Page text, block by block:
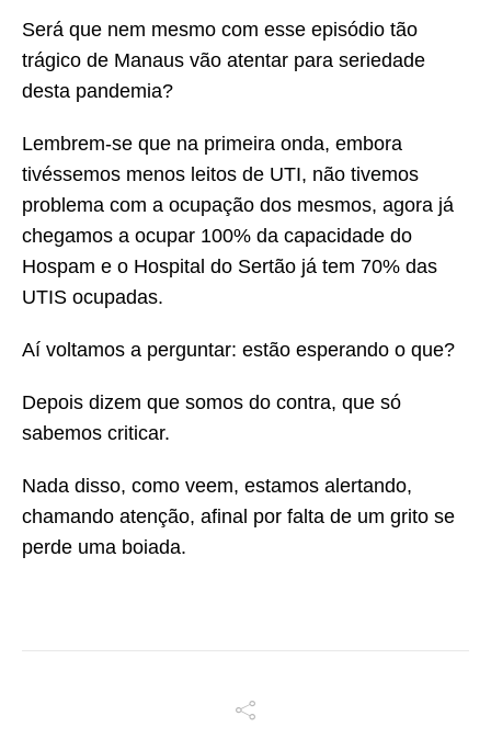
Será que nem mesmo com esse episódio tão
trágico de Manaus vão atentar para seriedade
desta pandemia?
Lembrem-se que na primeira onda, embora
tivéssemos menos leitos de UTI, não tivemos
problema com a ocupação dos mesmos, agora já
chegamos a ocupar 100% da capacidade do
Hospam e o Hospital do Sertão já tem 70% das
UTIS ocupadas.
Aí voltamos a perguntar: estão esperando o que?
Depois dizem que somos do contra, que só
sabemos criticar.
Nada disso, como veem, estamos alertando,
chamando atenção, afinal por falta de um grito se
perde uma boiada.